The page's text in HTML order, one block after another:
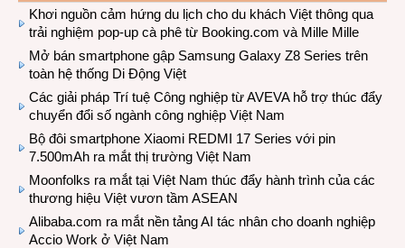
Khơi nguồn cảm hứng du lịch cho du khách Việt thông qua
trải nghiệm pop-up cà phê từ Booking.com và Mille Mille
Mở bán smartphone gập Samsung Galaxy Z8 Series trên
toàn hệ thống Di Động Việt
Các giải pháp Trí tuệ Công nghiệp từ AVEVA hỗ trợ thúc đẩy
chuyển đổi số ngành công nghiệp Việt Nam
Bộ đôi smartphone Xiaomi REDMI 17 Series với pin
7.500mAh ra mắt thị trường Việt Nam
Moonfolks ra mắt tại Việt Nam thúc đẩy hành trình của các
thương hiệu Việt vươn tầm ASEAN
Alibaba.com ra mắt nền tảng AI tác nhân cho doanh nghiệp
Accio Work ở Việt Nam